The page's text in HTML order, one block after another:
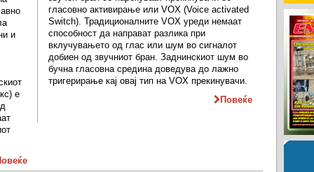
и
е
гласовно активирање или VOX (Voice activated
Switch). Традиционалните VOX уреди немаат
способност да направат разлика при
вклучувањето од глас или шум во сигналот
добиен од звучниот бран. Заднинскиот шум во
бучна гласовна средина доведува до лажно
тригерирање кај овај тип на VOX прекинувачи.
Повеќе